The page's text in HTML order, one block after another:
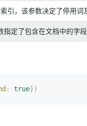
引，该参数决定了停用
指定了包含在文档中的字
: true})